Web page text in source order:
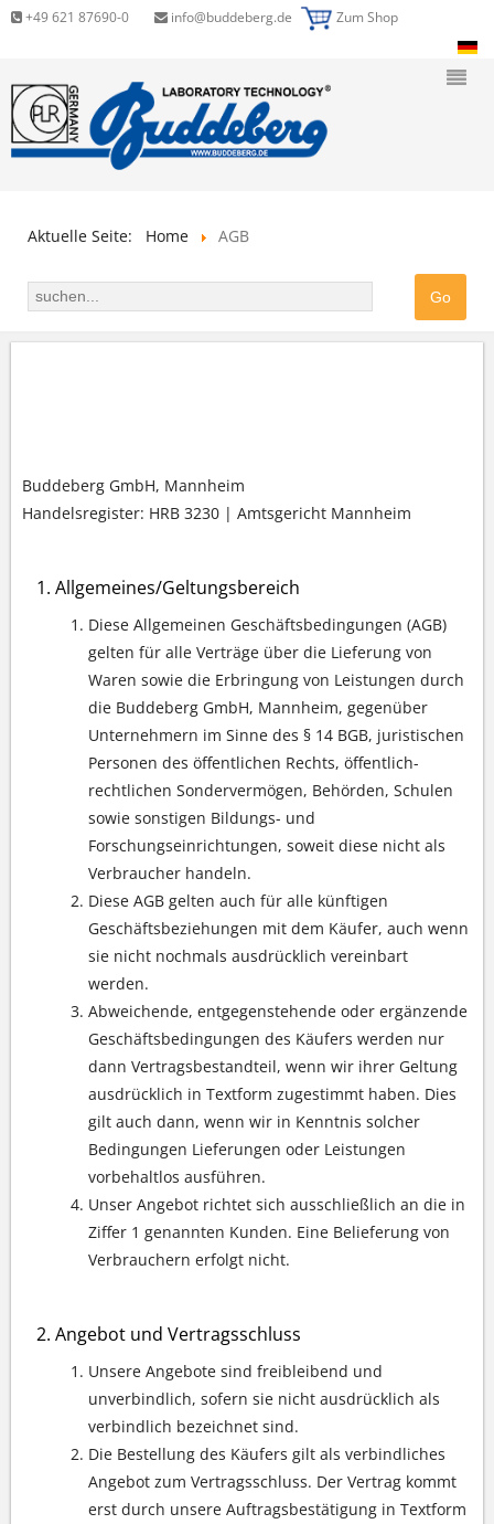
+49 621 87690-0 info@buddeberg.de Zum Shop
Aktuelle Seite: Home AGB
Buddeberg GmbH, Mannheim
Handelsregister: HRB 3230 | Amtsgericht Mannheim
Allgemeines/Geltungsbereich
Diese Allgemeinen Geschäftsbedingungen (AGB)
gelten für alle Verträge über die Lieferung von
Waren sowie die Erbringung von Leistungen durch
die Buddeberg GmbH, Mannheim, gegenüber
Unternehmern im Sinne des § 14 BGB, juristischen
Personen des öffentlichen Rechts, öffentlich-
rechtlichen Sondervermögen, Behörden, Schulen
sowie sonstigen Bildungs- und
Forschungseinrichtungen, soweit diese nicht als
Verbraucher handeln.
Diese AGB gelten auch für alle künftigen
Geschäftsbeziehungen mit dem Käufer, auch wenn
sie nicht nochmals ausdrücklich vereinbart
werden.
Abweichende, entgegenstehende oder ergänzende
Geschäftsbedingungen des Käufers werden nur
dann Vertragsbestandteil, wenn wir ihrer Geltung
ausdrücklich in Textform zugestimmt haben. Dies
gilt auch dann, wenn wir in Kenntnis solcher
Bedingungen Lieferungen oder Leistungen
vorbehaltlos ausführen.
Unser Angebot richtet sich ausschließlich an die in
Ziffer 1 genannten Kunden. Eine Belieferung von
Verbrauchern erfolgt nicht.
Angebot und Vertragsschluss
Unsere Angebote sind freibleibend und
unverbindlich, sofern sie nicht ausdrücklich als
verbindlich bezeichnet sind.
Die Bestellung des Käufers gilt als verbindliches
Angebot zum Vertragsschluss. Der Vertrag kommt
erst durch unsere Auftragsbestätigung in Textform